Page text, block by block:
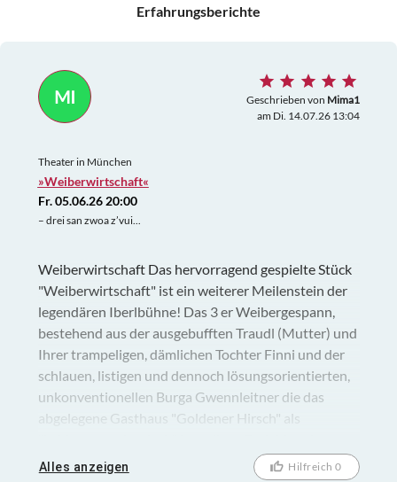
Erfahrungsberichte
MI Geschrieben von Mima1
am Di. 14.07.26 13:04
Theater in München
»Weiberwirtschaft«
Fr. 05.06.26 20:00
– drei san zwoa z’vui...
Weiberwirtschaft Das hervorragend gespielte Stück
"Weiberwirtschaft" ist ein weiterer Meilenstein der
legendären Iberlbühne! Das 3 er Weibergespann,
bestehend aus der ausgebufften Traudl (Mutter) und
Ihrer trampeligen, dämlichen Tochter Finni und der
schlauen, listigen und dennoch lösungsorientierten,
unkonventionellen Burga Gwennleitner die das
abgelegene Gasthaus "Goldener Hirsch" als
Moos und Konzession - nichts läuft und sich dazu
Alles anzeigen Hilfreich 0